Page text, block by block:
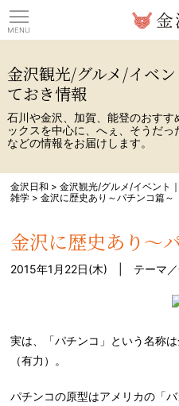
金沢観光/グルメ/イベ
ておき情報
石川や金沢、加賀、能登のおす
ックスを中心に、へぇ、そうだっ
などの情報をお届けします。
金沢日和 >金沢観光/グルメ/イベント
雑学 >金沢に歴史あり～パチンコ篇～
金沢に歴史あり～
2015年1月22日(木) | テーマ／
実は、「パチンコ」という名称
（有力）。
パチンコの原型はアメリカの「